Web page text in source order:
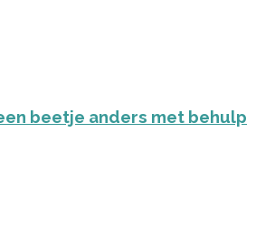
beetje anders met behulp